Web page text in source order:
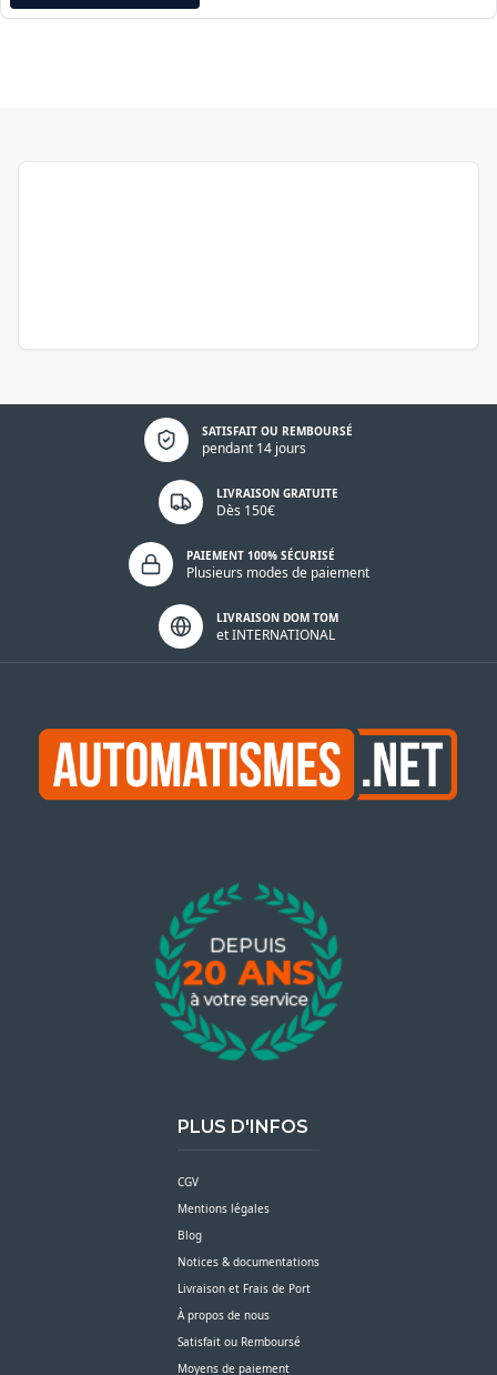
SATISFAIT OU REMBOURSÉ
pendant 14 jours
Politique de confidentialité
LIVRAISON GRATUITE
Dès 150€
PAIEMENT 100% SÉCURISÉ
Plusieurs modes de paiement
LIVRAISON DOM TOM
et INTERNATIONAL
PLUS D'INFOS
CGV
Mentions légales
Blog
Notices & documentations
Livraison et Frais de Port
À propos de nous
Satisfait ou Remboursé
Moyens de paiement